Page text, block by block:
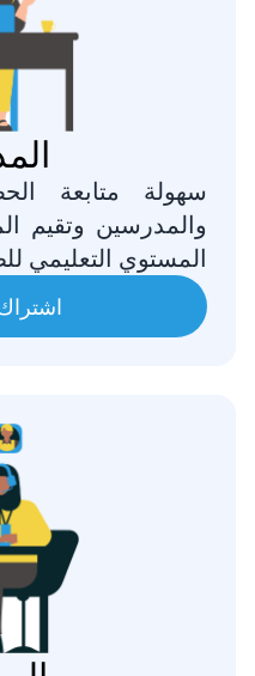
سهولة متابعة
والمدرسين وتقيم
المستوي التعليمي